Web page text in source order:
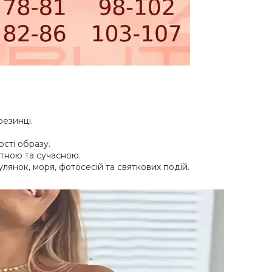
образу.
та сучасною.
моря, фотосесій та святкових подій.